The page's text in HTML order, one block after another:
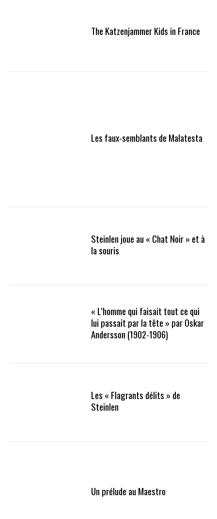
The Katzenjammer Kids in France
Les faux-semblants de Malatesta
Steinlen joue au « Chat Noir » et à
la souris
« L’homme qui faisait tout ce qui
lui passait par la tête » par Oskar
Andersson (1902-1906)
Les « Flagrants délits » de
Steinlen
Un prélude au Maestro